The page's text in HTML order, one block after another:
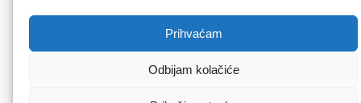
Prihvaćam
Odbijam kolačiće
© 2022 Međimurska županija. Sva prava pridržana.